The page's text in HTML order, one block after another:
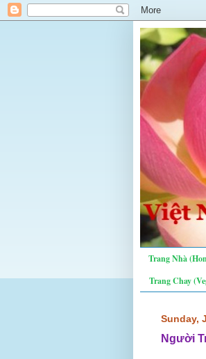
Trang Nhà
Trang Chay
Sunday,
Người